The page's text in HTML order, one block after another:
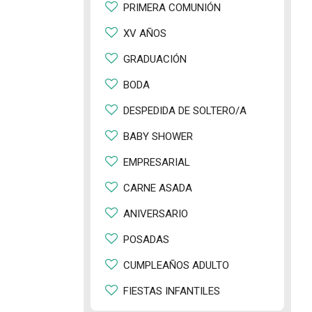
PRIMERA COMUNIÓN
XV AÑOS
GRADUACIÓN
BODA
DESPEDIDA DE SOLTERO/A
BABY SHOWER
EMPRESARIAL
CARNE ASADA
ANIVERSARIO
POSADAS
CUMPLEAÑOS ADULTO
FIESTAS INFANTILES